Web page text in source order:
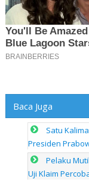
Baca Juga
Satu
Presiden
Pelaku
Uji Klaim